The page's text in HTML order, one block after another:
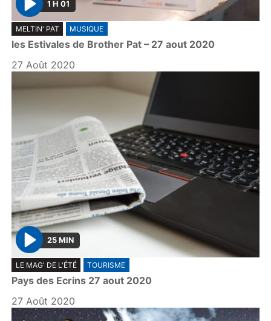
P
l
a
y
1 H 01
MELTIN' PAT MUSIQUE
les Estivales de Brother Pat – 27 aout 2020
27 Août 2020
P
l
a
y
25 MIN
LE MAG' DE L'ÉTÉ TOURISME
Pays des Ecrins 27 aout 2020
27 Août 2020